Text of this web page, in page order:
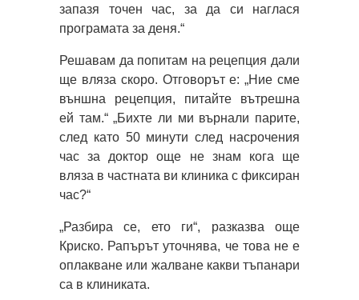
запазя точен час, за да си наглася
програмата за деня.“
Решавам да попитам на рецепция дали
ще вляза скоро. Отговорът е: „Ние сме
външна рецепция, питайте вътрешна
ей там.“ „Бихте ли ми върнали парите,
след като 50 минути след насрочения
час за доктор още не знам кога ще
вляза в частната ви клиника с фиксиран
час?“
„Разбира се, ето ги“, разказва още
Криско. Рапърът уточнява, че това не е
оплакване или жалване какви тъпанари
са в клиниката.